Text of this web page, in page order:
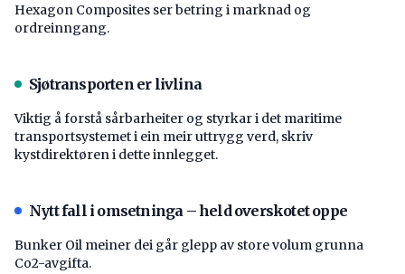
Hexagon Composites ser betring i marknad og
ordreinngang.
Sjøtransporten er livlina
Viktig å forstå ­sårbarheiter og styrkar i det maritime
transport­systemet i ein meir uttrygg verd, skriv
kystdirektøren i dette innlegget.
Nytt fall i omsetninga – held overskotet oppe
Bunker Oil meiner dei går glepp av store volum grunna
Co2-avgifta.